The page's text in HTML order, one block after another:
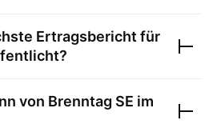
Ertragsbericht für
von Brenntag SE im